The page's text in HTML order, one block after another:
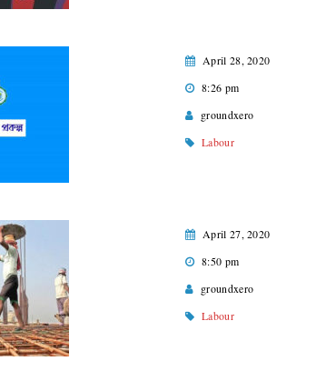
April 28, 2020
8:26 pm
groundxero
Labour
April 27, 2020
8:50 pm
groundxero
Labour